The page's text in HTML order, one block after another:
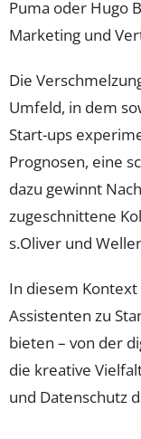
Puma oder Hugo
Marketing und
Die
Umfeld, in dem
Start-ups
Prognosen, eine
dazu gewinnt
zugeschnittene
s.Oliver und
In diesem
Assistenten zu
bieten – von der
die kreative
und Datenschutz